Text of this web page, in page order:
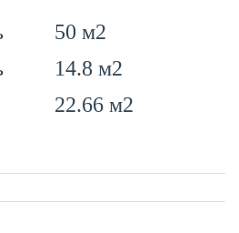
50 м2
14.8 м2
22.66 м2